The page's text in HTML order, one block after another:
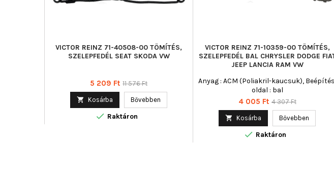
VICTOR REINZ 71-40508-00 TÖMÍTÉS,
SZELEPFEDÉL SEAT SKODA VW
Ár
5 209 Ft Normál
11 576 Ft
 Kosárba Bővebben
 Raktáron
VICTOR REINZ 71-10359-00 TÖMÍTÉS,
SZELEPFEDÉL BAL CHRYSLER DODGE
JEEP LANCIA RAM VW
Anyag : ACM (Poliakril-kaucsuk),
oldal : bal
Ár
4 005 Ft Normál
4 307 Ft
 Kosárba Bővebben
 Raktáron